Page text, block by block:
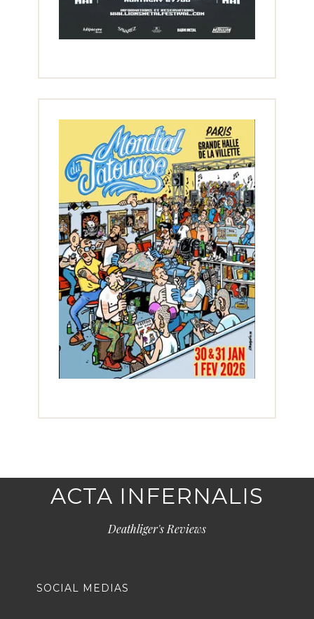
ACTA INFERNALIS
Deathliger's Reviews
SOCIAL MEDIAS